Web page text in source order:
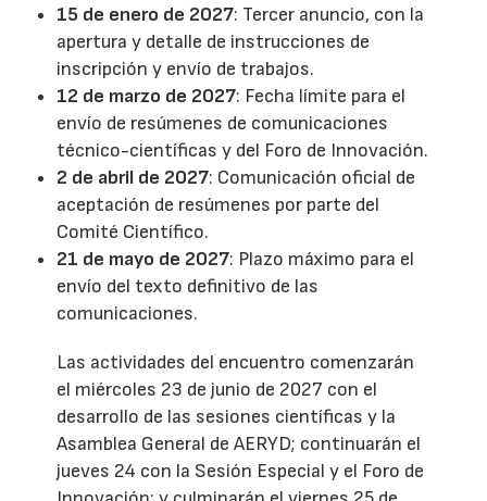
15 de enero de 2027: Tercer anuncio, con la
apertura y detalle de instrucciones de
inscripción y envío de trabajos.
12 de marzo de 2027: Fecha límite para el
envío de resúmenes de comunicaciones
técnico-científicas y del Foro de Innovación.
2 de abril de 2027: Comunicación oficial de
aceptación de resúmenes por parte del
Comité Científico.
21 de mayo de 2027: Plazo máximo para el
envío del texto definitivo de las
comunicaciones.
Las actividades del encuentro comenzarán
el miércoles 23 de junio de 2027 con el
desarrollo de las sesiones científicas y la
Asamblea General de AERYD; continuarán el
jueves 24 con la Sesión Especial y el Foro de